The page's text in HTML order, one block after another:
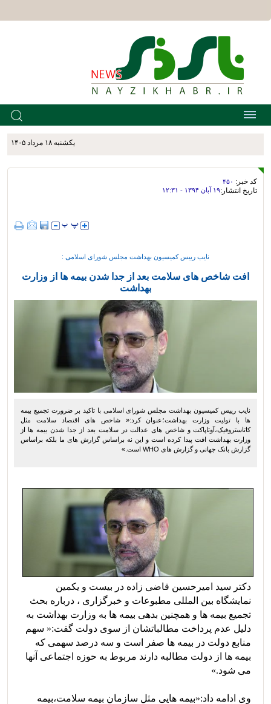
يکشنبه ۱۸ مرداد ۱۴۰۵
کد خبر: ۴۵۰
تاریخ انتشار:۱۹ آبان ۱۳۹۴ - ۱۲:۳۱
نایب رییس کمیسیون بهداشت مجلس شورای اسلامی :
افت شاخص های سلامت بعد از جدا شدن بیمه ها از وزارت
بهداشت
نایب رییس کمیسیون بهداشت مجلس شورای اسلامی با تاکید بر ضرورت تجمیع بیمه
ها با تولیت وزارت بهداشت؛عنوان کرد:« شاخص های اقتصاد سلامت مثل
کاتاستروفیک،آوتاپاکت و شاخص های عدالت در سلامت بعد از جدا شدن بیمه ها از
وزارت بهداشت افت پیدا کرده است و این نه براساس گزارش های ما بلکه براساس
گزارش بانک جهانی و گزارش های WHO است.»
دکتر سید امیرحسین قاضی زاده در بیست و یکمین
نمایشگاه بین المللی مطبوعات و خبرگزاری ، درباره بحث
تجمیع بیمه ها و همچنین بدهی بیمه ها به وزارت بهداشت به
دلیل عدم پرداخت مطالباتشان از سوی دولت گفت:« سهم
منابع دولت در بیمه ها صفر است و سه درصد سهمی که
بیمه ها از دولت مطالبه دارند مربوط به حوزه اجتماعی آنها
می شود.»
وی ادامه داد:«بیمه هایی مثل سازمان بیمه سلامت،بیمه